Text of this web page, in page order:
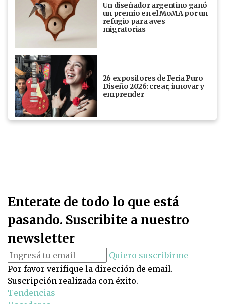
Un diseñador argentino ganó
un premio en el MoMA por un
refugio para aves
migratorias
26 expositores de Feria Puro
Diseño 2026: crear, innovar y
emprender
Enterate de todo lo que está
pasando. Suscribite a nuestro
newsletter
Quiero suscribirme
Por favor verifique la dirección de email.
Suscripción realizada con éxito.
Tendencias